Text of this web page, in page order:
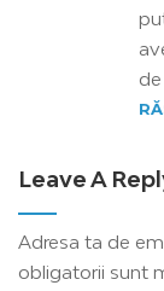
Leave A
Adresa ta de
obligatorii sunt